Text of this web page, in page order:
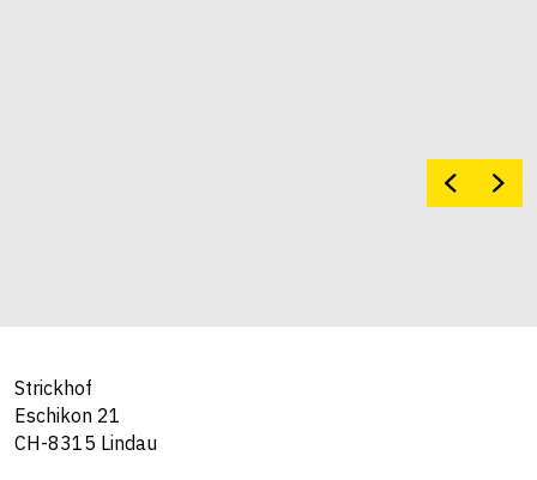
Strickhof
Eschikon 21
CH-8315 Lindau